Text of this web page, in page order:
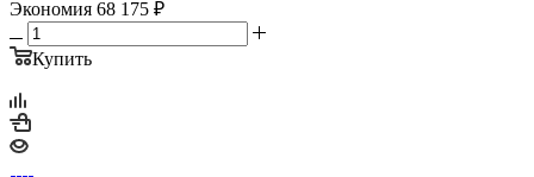
Экономия 68 175 ₽
Купить